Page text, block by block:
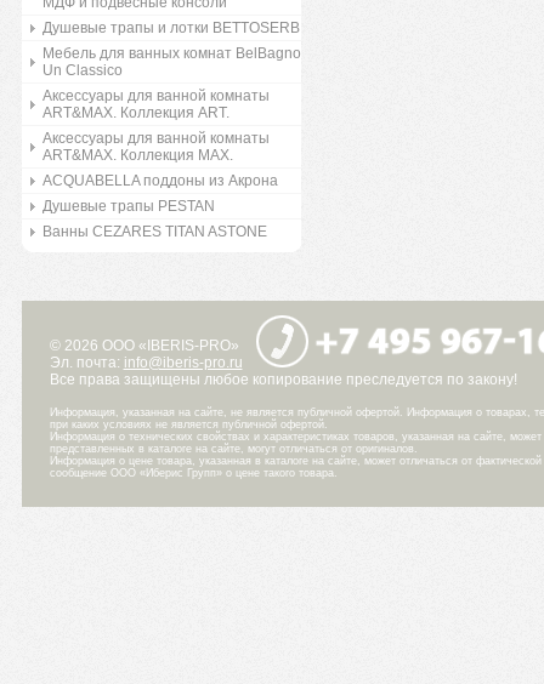
Душевые трапы и лотки BETTOSERB
Мебель для ванных комнат BelBagno
Un Classico
Аксессуары для ванной комнаты
ART&MAX. Коллекция ART.
Аксессуары для ванной комнаты
ART&MAX. Коллекция MAX.
ACQUABELLA поддоны из Акрона
Душевые трапы PESTAN
Ванны CEZARES TITAN ASTONE
© 2026 ООО «IBERIS-PRO»
Эл. почта: info@iberis-pro.ru
Все права защищены любое копирование преследуется по закону!
Информация, указанная на сайте, не является публичной офертой. Информация о товарах,
при каких условиях не является публичной офертой.
Информация о технических свойствах и характеристиках товаров, указанная на сайте,
представленных в каталоге на сайте, могут отличаться от оригиналов.
Информация о цене товара, указанная в каталоге на сайте, может отличаться от
сообщение ООО «Иберис Групп» о цене такого товара.